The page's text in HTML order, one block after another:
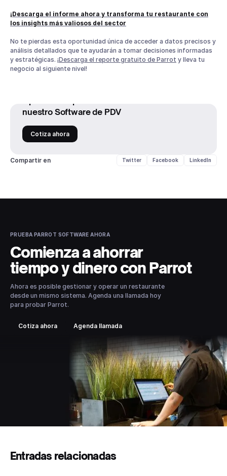
¡Descarga el informe ahora y transforma tu restaurante con
los insights más valiosos del sector
No te pierdas esta oportunidad única de acceder a datos precisos y
análisis detallados que te ayudarán a tomar decisiones informadas
y estratégicas. ¡Descarga el reporte gratuito de Parrot y lleva tu
negocio al siguiente nivel!
nuestro Software de PDV
Cotiza ahora
Compartir en Twitter Facebook LinkedIn
PRUEBA PARROT SOFTWARE AHORA
Comienza a ahorrar
tiempo y dinero con Parrot
Ahora es posible gestionar y operar un restaurante
desde un mismo sistema. Agenda una llamada hoy
para probar Parrot.
Cotiza ahora Agenda llamada
Entradas relacionadas